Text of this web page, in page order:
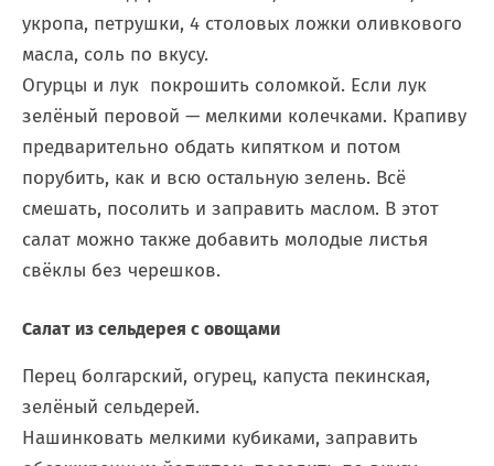
укропа, петрушки, 4 столовых ложки оливкового
масла, соль по вкусу.
Огурцы и лук покрошить соломкой. Если лук
зелёный перовой — мелкими колечками. Крапиву
предварительно обдать кипятком и потом
порубить, как и всю остальную зелень. Всё
смешать, посолить и заправить маслом. В этот
салат можно также добавить молодые листья
свёклы без черешков.
Салат из сельдерея с овощами
Перец болгарский, огурец, капуста пекинская,
зелёный сельдерей.
Нашинковать мелкими кубиками, заправить